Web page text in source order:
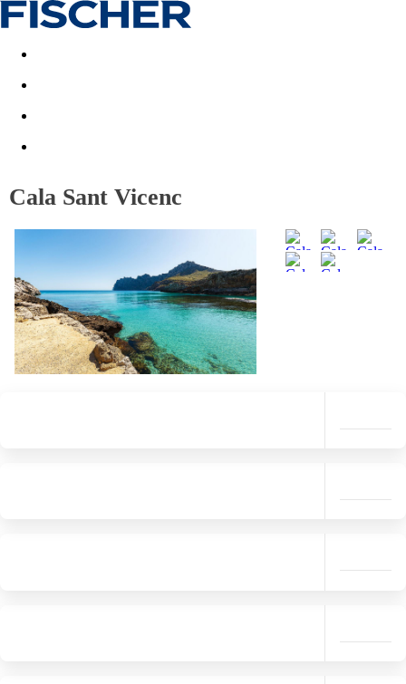
Akční nabídky Last minute
Cala Sant Vicenc